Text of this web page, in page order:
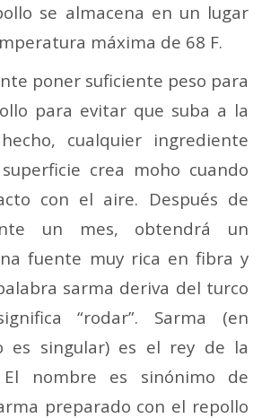
se almacena en un lugar
máxima de 68 F.
poner suficiente peso para
para evitar que suba a la
cualquier ingrediente
crea moho cuando
con el aire. Después de
un mes, obtendrá un
fuente muy rica en fibra y
sarma deriva del turco
“rodar”. Sarma (en
es singular) es el rey de la
El nombre es sinónimo de
preparado con el repollo